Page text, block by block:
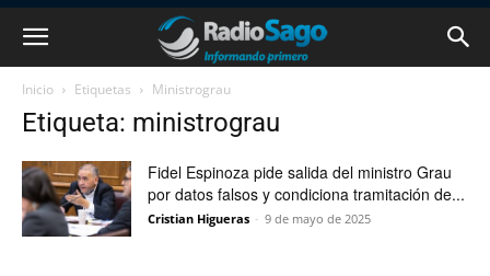
Inicio Etiquetas Ministrograu
Etiqueta: ministrograu
Fidel Espinoza pide salida del ministro Grau
por datos falsos y condiciona tramitación de...
Cristian Higueras - 9 de mayo de 2025